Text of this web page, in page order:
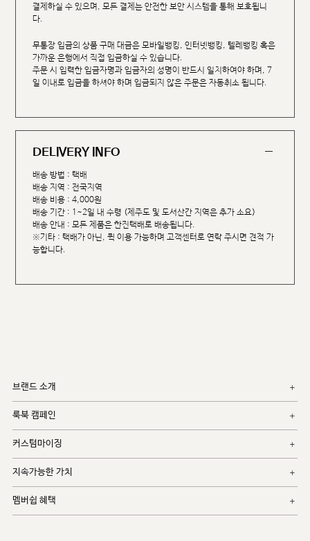
결제하실 수 있으며, 모든 결제는 안전한 보안 시스템을 통해 보호됩니
다.
무통장 입금의 상품 구매 대금은 모바일뱅킹, 인터넷뱅킹, 텔레뱅킹 혹은
가까운 은행에서 직접 입금하실 수 있습니다.
주문 시 입력한 입금자명과 입금자의 성명이 반드시 일치하여야 하며, 7
일 이내로 입금을 하셔야 하며 입금되지 않은 주문은 자동취소 됩니다.
DELIVERY INFO
배송 방법 : 택배
배송 지역 : 전국지역
배송 비용 : 4,000원
배송 기간 : 1~2일 내 수령 (제주도 및 도서산간 지역은 추가 소요)
배송 안내 : 모든 제품은 한진택배로 배송됩니다.
※기타 : 택배가 아닌, 퀵 이용 가능하며 고객센터로 연락 주시면 견적 가
능합니다.
브랜드 소개
룩북 캠페인
커스텀마이징
지속가능한 가치
멤버쉽 혜택